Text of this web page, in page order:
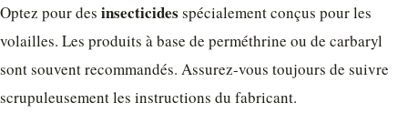
Optez pour des insecticides spécialement conçus pour les
volailles. Les produits à base de perméthrine ou de carbaryl
sont souvent recommandés. Assurez-vous toujours de suivre
scrupuleusement les instructions du fabricant.